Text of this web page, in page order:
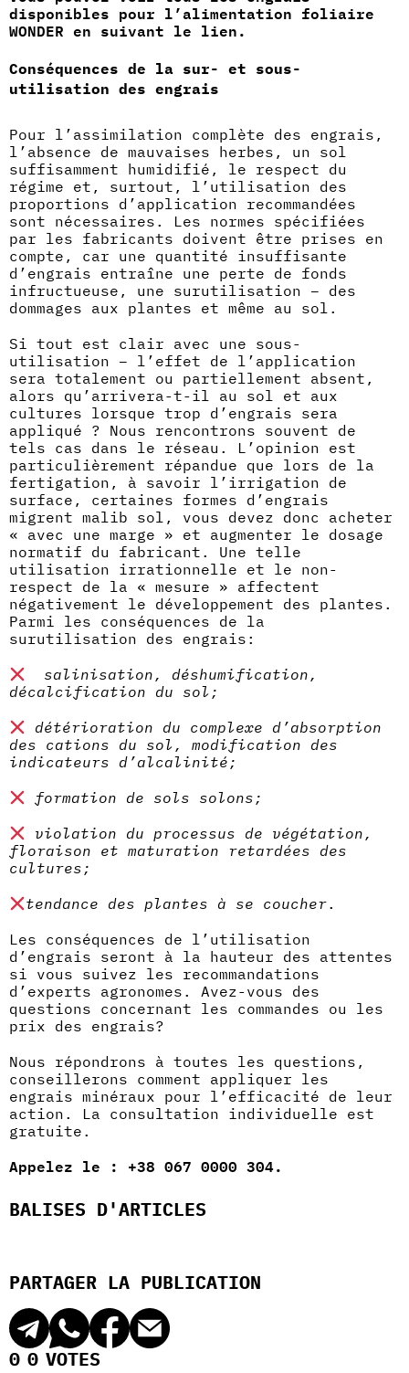
disponibles pour l’alimentation foliaire
WONDER en suivant le lien.
Conséquences de la sur- et sous-
utilisation des engrais
Pour l’assimilation complète des engrais,
l’absence de mauvaises herbes, un sol
suffisamment humidifié, le respect du
régime et, surtout, l’utilisation des
proportions d’application recommandées
sont nécessaires. Les normes spécifiées
par les fabricants doivent être prises en
compte, car une quantité insuffisante
d’engrais entraîne une perte de fonds
infructueuse, une surutilisation – des
dommages aux plantes et même au sol.
Si tout est clair avec une sous-
utilisation – l’effet de l’application
sera totalement ou partiellement absent,
alors qu’arrivera-t-il au sol et aux
cultures lorsque trop d’engrais sera
appliqué ? Nous rencontrons souvent de
tels cas dans le réseau. L’opinion est
particulièrement répandue que lors de la
fertigation, à savoir l’irrigation de
surface, certaines formes d’engrais
migrent malib sol, vous devez donc acheter
« avec une marge » et augmenter le dosage
normatif du fabricant. Une telle
utilisation irrationnelle et le non-
respect de la « mesure » affectent
négativement le développement des plantes.
Parmi les conséquences de la
surutilisation des engrais:
salinisation, déshumification,
décalcification du sol;
détérioration du complexe d’absorption
des cations du sol, modification des
indicateurs d’alcalinité;
formation de sols solons;
violation du processus de végétation,
floraison et maturation retardées des
cultures;
tendance des plantes à se coucher.
Les conséquences de l’utilisation
d’engrais seront à la hauteur des attentes
si vous suivez les recommandations
d’experts agronomes. Avez-vous des
questions concernant les commandes ou les
prix des engrais?
Nous répondrons à toutes les questions,
conseillerons comment appliquer les
engrais minéraux pour l’efficacité de leur
action. La consultation individuelle est
gratuite.
Appelez le : +38 067 0000 304.
BALISES D'ARTICLES
PARTAGER LA PUBLICATION
0 0 VOTES